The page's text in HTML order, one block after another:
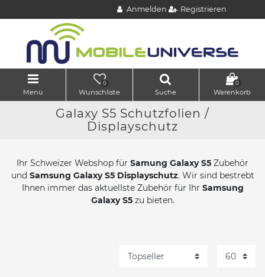
Anmelden Registrieren
Menü
0
Wunschliste Suche
0
Warenkorb
Galaxy S5 Schutzfolien /
Displayschutz
Ihr Schweizer Webshop für Samung Galaxy S5 Zubehör
und Samsung Galaxy S5 Displayschutz. Wir sind bestrebt
Ihnen immer das aktuellste Zubehör für Ihr Samsung
Galaxy S5zu bieten.